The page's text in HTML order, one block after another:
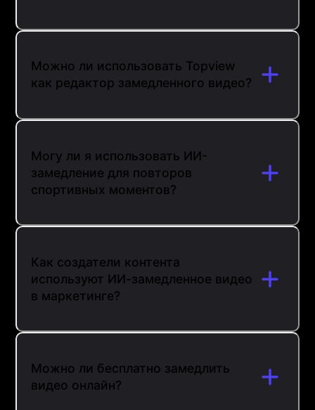
Можно ли использовать Topview
как редактор замедленного видео?
Могу ли я использовать ИИ-
замедление для повторов
спортивных моментов?
Как создатели контента
используют ИИ-замедленное видео
в маркетинге?
Можно ли бесплатно замедлить
видео онлайн?